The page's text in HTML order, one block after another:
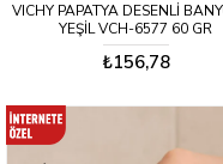
VICHY PAPATYA DESENLİ
YEŞİL VCH-6577 60 GR
₺156,78